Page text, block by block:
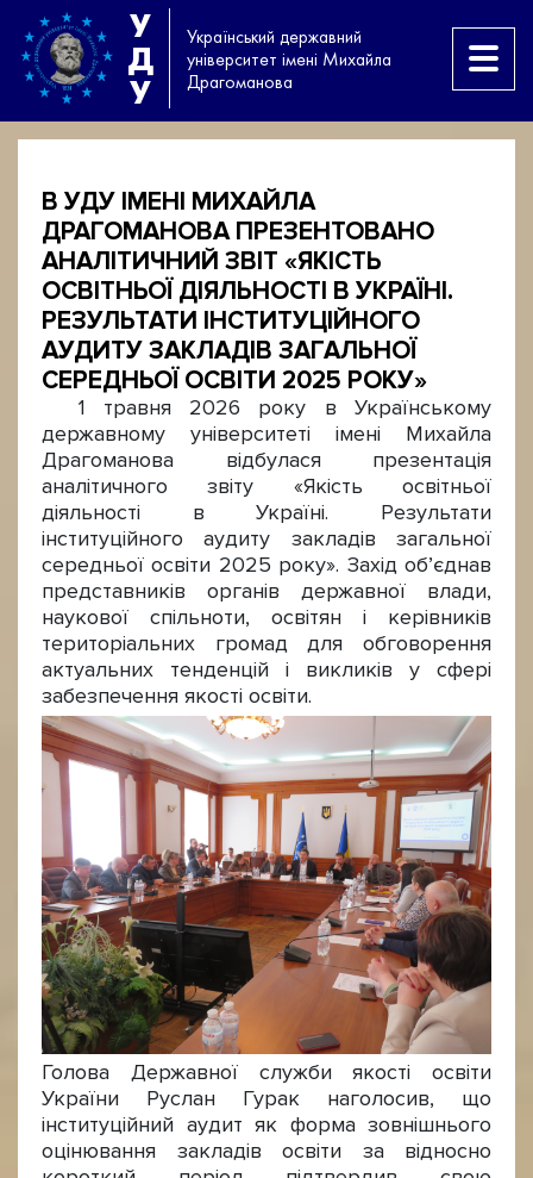
У
Д
У
Український державний
університет імені Михайла
Драгоманова
В УДУ ІМЕНІ МИХАЙЛА
ДРАГОМАНОВА ПРЕЗЕНТОВАНО
АНАЛІТИЧНИЙ ЗВІТ «ЯКІСТЬ
ОСВІТНЬОЇ ДІЯЛЬНОСТІ В УКРАЇНІ.
РЕЗУЛЬТАТИ ІНСТИТУЦІЙНОГО
АУДИТУ ЗАКЛАДІВ ЗАГАЛЬНОЇ
СЕРЕДНЬОЇ ОСВІТИ 2025 РОКУ»
1 травня 2026 року в Українському
державному університеті імені Михайла
Драгоманова відбулася презентація
аналітичного звіту «Якість освітньої
діяльності в Україні. Результати
інституційного аудиту закладів загальної
середньої освіти 2025 року». Захід об’єднав
представників органів державної влади,
наукової спільноти, освітян і керівників
територіальних громад для обговорення
актуальних тенденцій і викликів у сфері
забезпечення якості освіти.
Голова Державної служби якості освіти
України Руслан Гурак наголосив, що
інституційний аудит як форма зовнішнього
оцінювання закладів освіти за відносно